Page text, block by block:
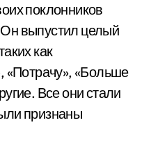
поклонников
выпустил целый
как
«Потрачу», «Больше
Все они стали
признаны